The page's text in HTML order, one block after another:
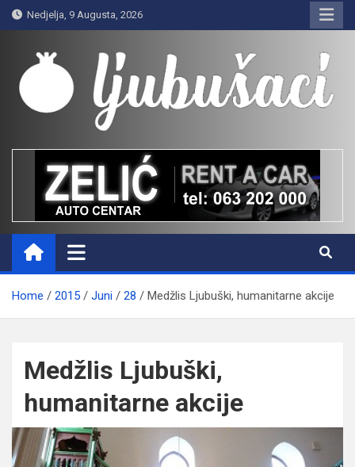
Skip
to
content
Nedjelja, 9 Augusta, 2026
Ljubušaci
Svom voljenom gradu
Home 2015 Juni 28 Medžlis Ljubuški, humanitarne akcije
Medžlis Ljubuški,
humanitarne akcije